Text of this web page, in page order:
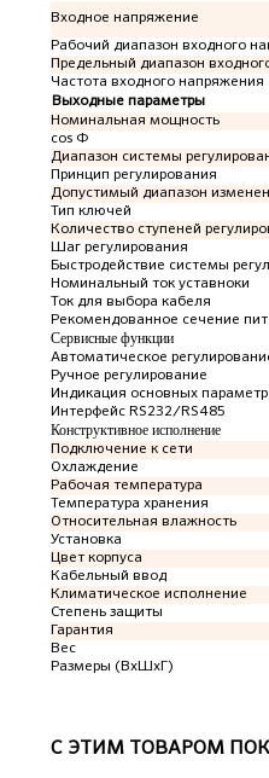
Входное напряжение
Рабочий диапазон входного
Предельный диапазон
Частота входного напряжения
Выходные параметры
Номинальная мощность
cos Ф
Диапазон системы
Принцип регулирования
Допустимый диапазон
Тип ключей
Количество ступеней
Шаг регулирования
Быстродействие системы
Номинальный ток уставноки
Ток для выбора кабеля
Рекомендованное сечение
Сервисные функции
Автоматическое
Ручное регулирование
Индикация основных
Интерфейс RS232/RS485
Конструктивное исполнение
Подключение к сети
Охлаждение
Рабочая температура
Температура хранения
Относительная влажность
Установка
Цвет корпуса
Кабельный ввод
Климатическое исполнение
Степень защиты
Гарантия
Вес
Размеры (ВхШхГ)
С ЭТИМ ТОВАРОМ